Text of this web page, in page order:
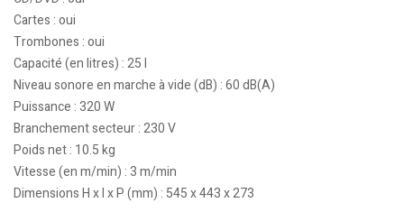
Cartes : oui
Trombones : oui
Capacité (en litres) : 25 l
Niveau sonore en marche à vide (dB) : 60 dB(A)
Puissance : 320 W
Branchement secteur : 230 V
Poids net : 10.5 kg
Vitesse (en m/min) : 3 m/min
Dimensions H x l x P (mm) : 545 x 443 x 273